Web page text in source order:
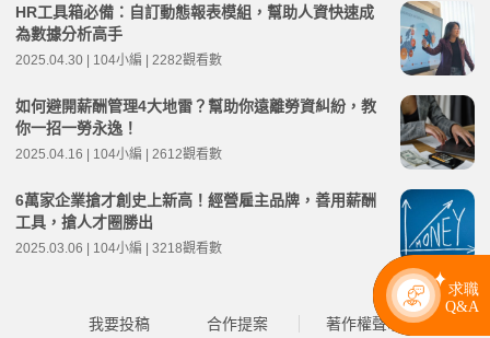
HR工具箱必備：自訂動態報表模組，幫助人資快速成
為數據分析高手
2025.04.30 | 104小編 | 2282觀看數
如何避開薪酬管理4大地雷？幫助你遠離勞資糾紛，教
你一招一勞永逸！
2025.04.16 | 104小編 | 2612觀看數
6萬家企業搶才創史上新高！經營雇主品牌，善用薪酬
工具，搶人才圈勝出
2025.03.06 | 104小編 | 3218觀看數
我要投稿 合作提案 著作權聲明